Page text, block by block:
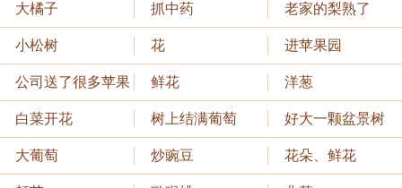
大橘子 抓中药 老家的梨熟了
小松树 花 进苹果园
公司送了很多苹果 鲜花 洋葱
白菜开花 树上结满葡萄 好大一颗盆景树
大葡萄 炒豌豆 花朵、鲜花